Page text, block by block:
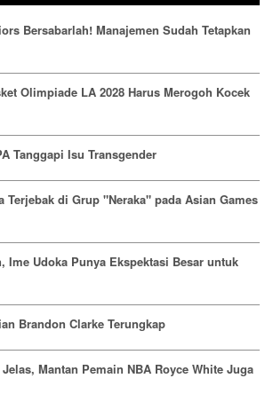
Bersabarlah! Manajemen Sudah Tetapkan
Olimpiade LA 2028 Harus Merogoh Kocek
Tanggapi Isu Transgender
Terjebak di Grup "Neraka" pada Asian Games
Ime Udoka Punya Ekspektasi Besar untuk
Brandon Clarke Terungkap
Mantan Pemain NBA Royce White Juga